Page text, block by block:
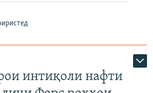
интиқоли нафти